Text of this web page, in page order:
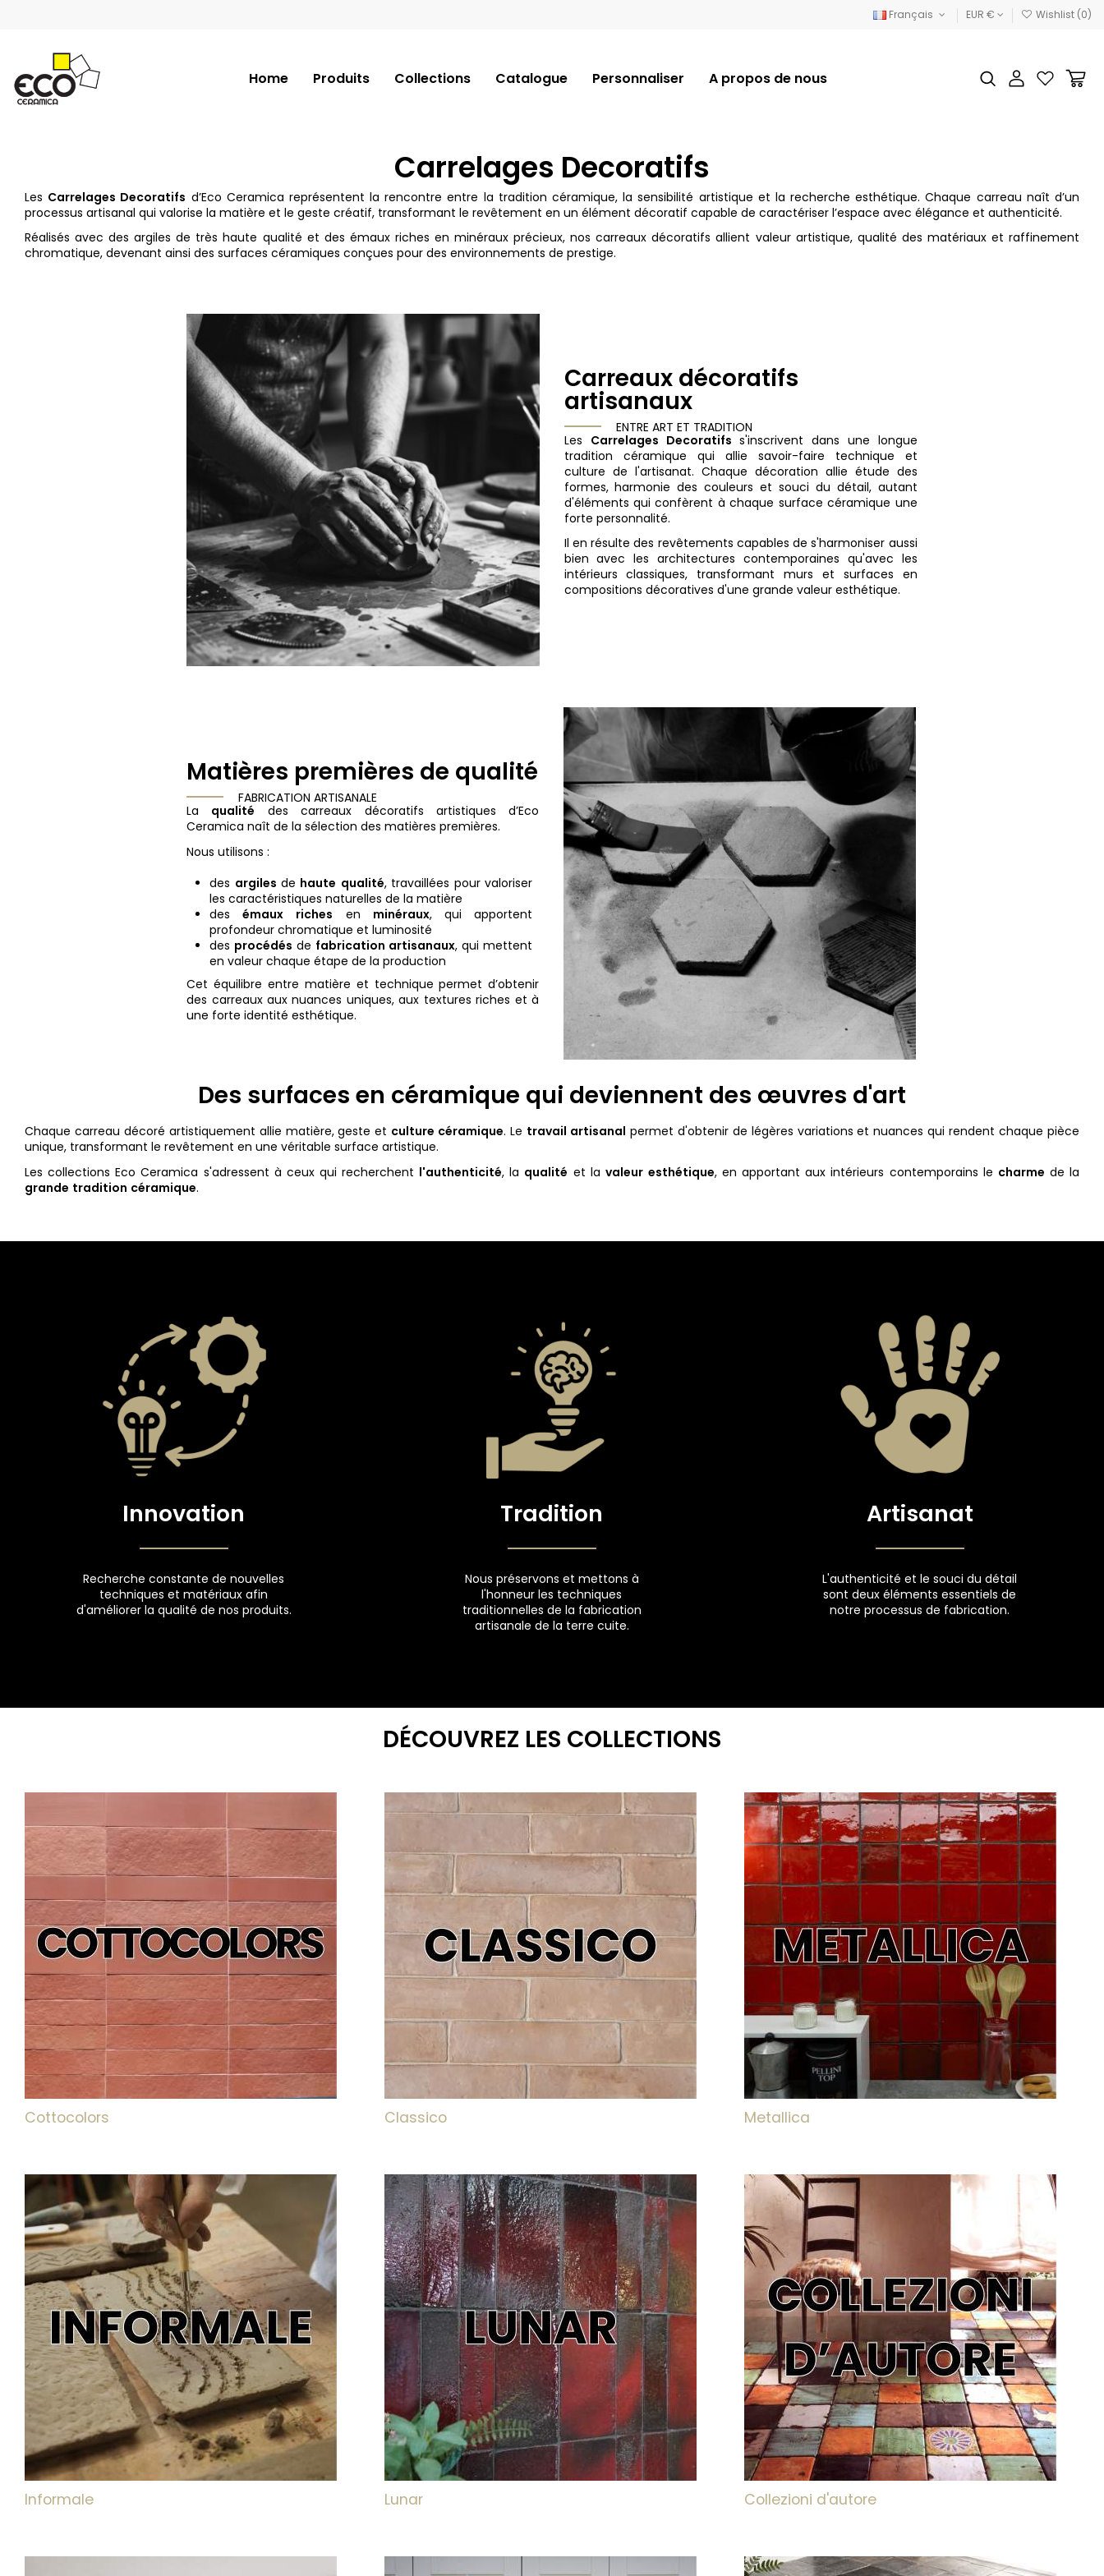
Français EUR € Wishlist (0)
Home Produits Collections Catalogue Personnaliser A propos de nous
Carrelages Decoratifs
Les Carrelages Decoratifs d’Eco Ceramica représentent la rencontre entre la tradition céramique, la sensibilité artistique et la recherche esthétique. Chaque carreau naît d’un
processus artisanal qui valorise la matière et le geste créatif, transformant le revêtement en un élément décoratif capable de caractériser l’espace avec élégance et authenticité.
Réalisés avec des argiles de très haute qualité et des émaux riches en minéraux précieux, nos carreaux décoratifs allient valeur artistique, qualité des matériaux et raffinement
chromatique, devenant ainsi des surfaces céramiques conçues pour des environnements de prestige.
Carreaux décoratifs
artisanaux
ENTRE ART ET TRADITION
Les Carrelages Decoratifs s'inscrivent dans une longue
tradition céramique qui allie savoir-faire technique et
culture de l'artisanat. Chaque décoration allie étude des
formes, harmonie des couleurs et souci du détail, autant
d'éléments qui confèrent à chaque surface céramique une
forte personnalité.
Il en résulte des revêtements capables de s'harmoniser aussi
bien avec les architectures contemporaines qu'avec les
intérieurs classiques, transformant murs et surfaces en
compositions décoratives d'une grande valeur esthétique.
Matières premières de qualité
FABRICATION ARTISANALE
La qualité des carreaux décoratifs artistiques d’Eco
Ceramica naît de la sélection des matières premières.
Nous utilisons :
des argiles de haute qualité, travaillées pour valoriser
les caractéristiques naturelles de la matière
desémaux riches en minéraux, qui apportent
profondeur chromatique et luminosité
des procédés de fabrication artisanaux, qui mettent
en valeur chaque étape de la production
Cet équilibre entre matière et technique permet d’obtenir
des carreaux aux nuances uniques, aux textures riches et à
une forte identité esthétique.
Des surfaces en céramique qui deviennent des œuvres d'art
Chaque carreau décoré artistiquement allie matière, geste et culture céramique. Le travail artisanal permet d'obtenir de légères variations et nuances qui rendent chaque pièce
unique, transformant le revêtement en une véritable surface artistique.
Les collections Eco Ceramica s'adressent à ceux qui recherchent l'authenticité, la qualité et la valeur esthétique, en apportant aux intérieurs contemporains le charme de la
grande tradition céramique.
Innovation
Recherche constante de nouvelles
techniques et matériaux afin
d'améliorer la qualité de nos produits.
Tradition
Nous préservons et mettons à
l'honneur les techniques
traditionnelles de la fabrication
artisanale de la terre cuite.
Artisanat
L'authenticité et le souci du détail
sont deux éléments essentiels de
notre processus de fabrication.
DÉCOUVREZ LES COLLECTIONS
Cottocolors Classico Metallica
Informale Lunar Collezioni d'autore